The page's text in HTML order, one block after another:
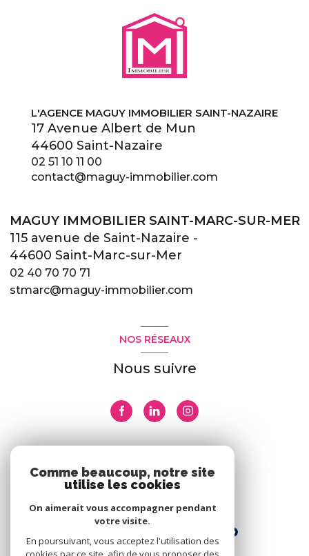
L'AGENCE MAGUY IMMOBILIER SAINT-NAZAIRE
17 Avenue Albert de Mun
44600 Saint-Nazaire
02 51 10 11 00
contact@maguy-immobilier.com
MAGUY IMMOBILIER SAINT-MARC-SUR-MER
115 avenue de Saint-Nazaire -
44600 Saint-Marc-sur-Mer
02 40 70 70 71
stmarc@maguy-immobilier.com
NOS RÉSEAUX
Nous suivre
Nous adhérons
Comme beaucoup, notre site
utilise les cookies
On aimerait vous accompagner pendant
votre visite.
En poursuivant, vous acceptez l'utilisation des